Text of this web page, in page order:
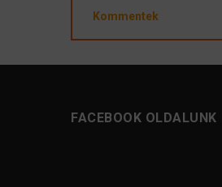
Kommentek
FACEBOOK OLDALUNK